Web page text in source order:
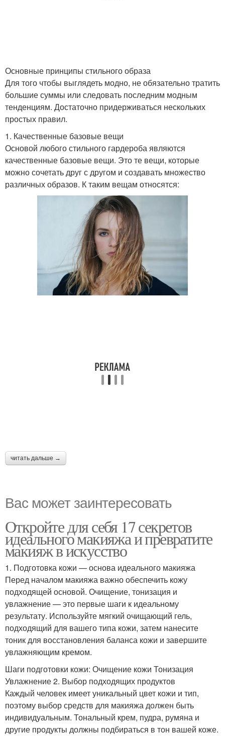
Основные принципы стильного образа
Для того чтобы выглядеть модно, не обязательно тратить
большие суммы или следовать последним модным
тенденциям. Достаточно придерживаться нескольких
простых правил.
1. Качественные базовые вещи
Основой любого стильного гардероба являются
качественные базовые вещи. Это те вещи, которые
можно сочетать друг с другом и создавать множество
различных образов. К таким вещам относятся:
читать дальше →
Вас может заинтересовать
Откройте для себя 17 секретов
идеального макияжа и превратите
макияж в искусство
1. Подготовка кожи — основа идеального макияжа
Перед началом макияжа важно обеспечить кожу
подходящей основой. Очищение, тонизация и
увлажнение — это первые шаги к идеальному
результату. Используйте мягкий очищающий гель,
подходящий для вашего типа кожи, затем нанесите
тоник для восстановления баланса кожи и завершите
увлажняющим кремом.
Шаги подготовки кожи: Очищение кожи Тонизация
Увлажнение 2. Выбор подходящих продуктов
Каждый человек имеет уникальный цвет кожи и тип,
поэтому выбор средств для макияжа должен быть
индивидуальным. Тональный крем, пудра, румяна и
другие продукты должны подбираться в тон вашей коже.